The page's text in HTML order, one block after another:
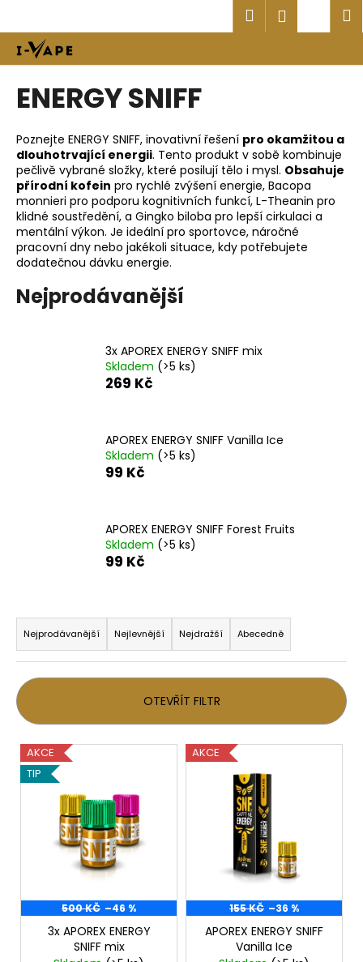
obsah
Hledat
ENERGY SNIFF
Poznejte ENERGY SNIFF, inovativní řešení pro okamžitou a
dlouhotrvající energii. Tento produkt v sobě kombinuje
pečlivě vybrané složky, které posilují tělo i mysl. Obsahuje
přírodní kofein pro rychlé zvýšení energie, Bacopa
monnieri pro podporu kognitivních funkcí, L-Theanin pro
klidné soustředění, a Gingko biloba pro lepší cirkulaci a
mentální výkon. Je ideální pro sportovce, náročné
pracovní dny nebo jakékoli situace, kdy potřebujete
dodatečnou dávku energie.
Nejprodávanější
3x APOREX ENERGY SNIFF mix
Skladem (>5 ks)
269 Kč
APOREX ENERGY SNIFF Vanilla Ice
Skladem (>5 ks)
99 Kč
APOREX ENERGY SNIFF Forest Fruits
Skladem (>5 ks)
99 Kč
Ř
a
z
e
n
í
p
r
o
Nejprodávanější Nejlevnější Nejdražší Abecedně
OTEVŘÍT FILTR
V
ý
p
o
d
AKCE
TIP
500 KČ –46 %
3x APOREX ENERGY
SNIFF mix
AKCE
155 KČ –36 %
APOREX ENERGY SNIFF
Vanilla Ice
o
í
Zpět
Zpět
C
o
p
o
t
ř
e
b
u
e
HLEDAT
D
o
p
r
u
u
j
e
X
Původně: